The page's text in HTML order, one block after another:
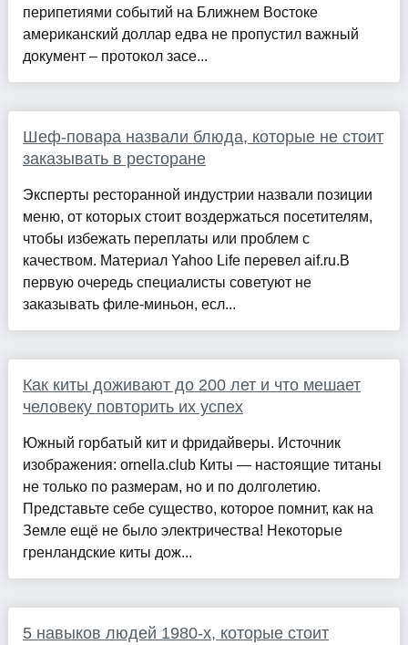
перипетиями событий на Ближнем Востоке
американский доллар едва не пропустил важный
документ – протокол засе...
Шеф-повара назвали блюда, которые не стоит
заказывать в ресторане
Эксперты ресторанной индустрии назвали позиции
меню, от которых стоит воздержаться посетителям,
чтобы избежать переплаты или проблем с
качеством. Материал Yahoo Life перевел aif.ru.В
первую очередь специалисты советуют не
заказывать филе-миньон, есл...
Как киты доживают до 200 лет и что мешает
человеку повторить их успех
Южный горбатый кит и фридайверы. Источник
изображения: ornella.club Киты — настоящие титаны
не только по размерам, но и по долголетию.
Представьте себе существо, которое помнит, как на
Земле ещё не было электричества! Некоторые
гренландские киты дож...
5 навыков людей 1980-х, которые стоит